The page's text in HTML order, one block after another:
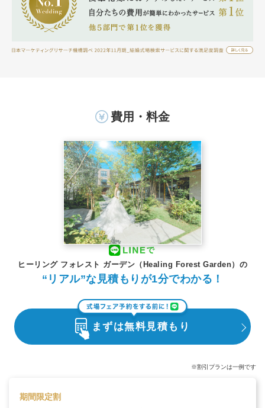
費用・料金
ヒーリング フォレスト ガーデン（Healing Forest Garden）の
“リアル”な見積もりが1分でわかる！
まずは無料見積もり
※割引プランは一例です
期間限定割